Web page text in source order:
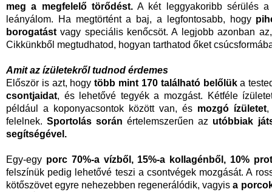
meg a megfelelő törődést.A két leggyakoribb sérülés
leányálom. Ha megtörtént a baj, a legfontosabb, hogy
borogatástvagy speciális kenőcsöt. A legjobb azonban
Cikkünkből megtudhatod, hogyan tarthatod őket
Amit az ízületekről tudnod érdemes
Először is azt, hogytöbb mint 170 található belőlüka
csontjaidat, és lehetővé tegyék a mozgást. Kétféle
például a koponyacsontok között van, és mozgó ízületet,
felelnek.Sportolás soránértelemszerűen az utóbbiak
segítségével.
Egy-egy porc 70%-a vízből, 15%-a kollagénből, 10%
felszínük pedig lehetővé teszi a csontvégek mozgását. A
kötőszövet egyre nehezebben regenerálódik, vagyisa